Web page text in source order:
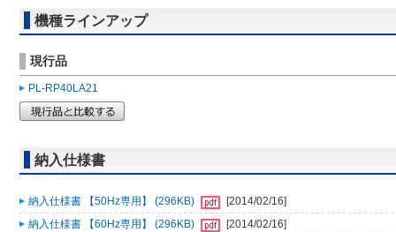
機種ラインアップ
現行品
PL-RP40LA21
納入仕様書
納入仕様書 【50Hz専用】 (296KB)
[2014/02/16]
納入仕様書 【60Hz専用】 (296KB)
[2014/02/16]